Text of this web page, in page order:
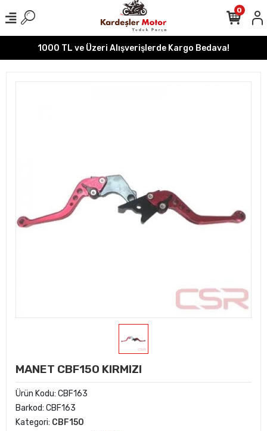
1000 TL ve Üzeri Alışverişlerde Kargo Bedava!
0
MANET CBF150 KIRMIZI
Ürün Kodu: CBF163
Barkod: CBF163
Kategori: CBF150